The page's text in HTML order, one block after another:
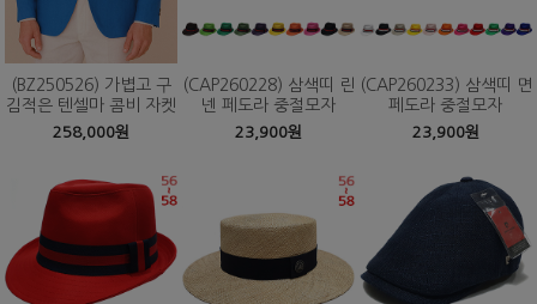
(BZ250526) 가볍고 구
김적은 텐셀마 콤비 자켓
258,000원
(CAP260228) 삼색띠 린
넨 페도라 중절모자
23,900원
(CAP260233) 삼색띠 면
페도라 중절모자
23,900원